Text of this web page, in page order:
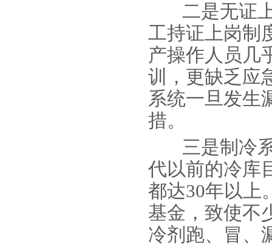
二是无证
工持证上岗制
产操作人员几
训，更缺乏应
系统一旦发生
措。
三是制冷
代以前的冷库
都达30年以上
基金，致使不
冷剂跑、冒、